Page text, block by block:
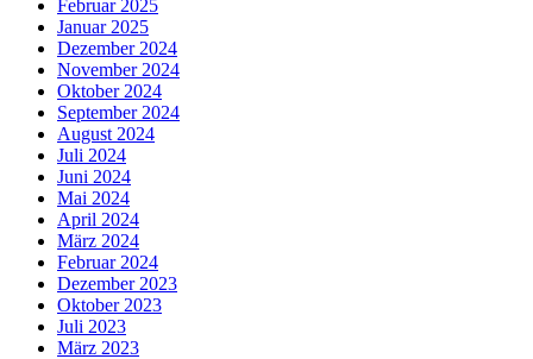
Februar 2025
Januar 2025
Dezember 2024
November 2024
Oktober 2024
September 2024
August 2024
Juli 2024
Juni 2024
Mai 2024
April 2024
März 2024
Februar 2024
Dezember 2023
Oktober 2023
Juli 2023
März 2023